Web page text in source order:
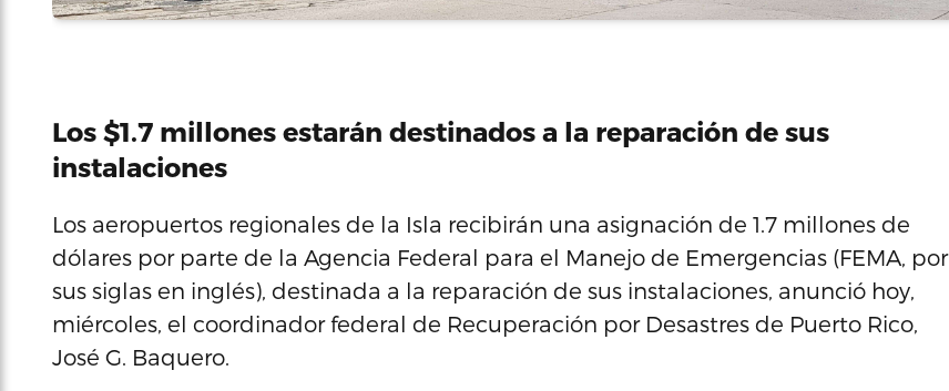
Los $1.7 millones estarán destinados a la reparación de sus
instalaciones
Los aeropuertos regionales de la Isla recibirán una asignación de 1.7 millones de
dólares por parte de la Agencia Federal para el Manejo de Emergencias (FEMA, por
sus siglas en inglés), destinada a la reparación de sus instalaciones, anunció hoy,
miércoles, el coordinador federal de Recuperación por Desastres de Puerto Rico,
José G. Baquero.